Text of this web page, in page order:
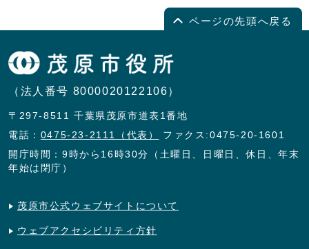
ページの先頭へ戻る
（法人番号 8000020122106）
〒297-8511 千葉県茂原市道表1番地
電話： 0475-23-2111（代表）
ファクス:0475-20-1601
開庁時間：9時から16時30分（土曜日、日曜日、休日、年末
年始は閉庁）
茂原市公式ウェブサイトについて
ウェブアクセシビリティ方針